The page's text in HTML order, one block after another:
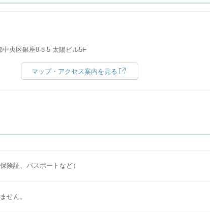
中央区銀座8-8-5 太陽ビル5F
マップ・アクセス案内を見る
険証、パスポートなど）
せん。